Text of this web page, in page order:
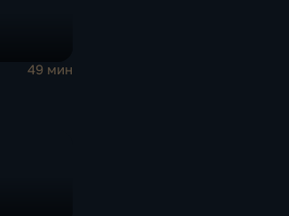
49 мин